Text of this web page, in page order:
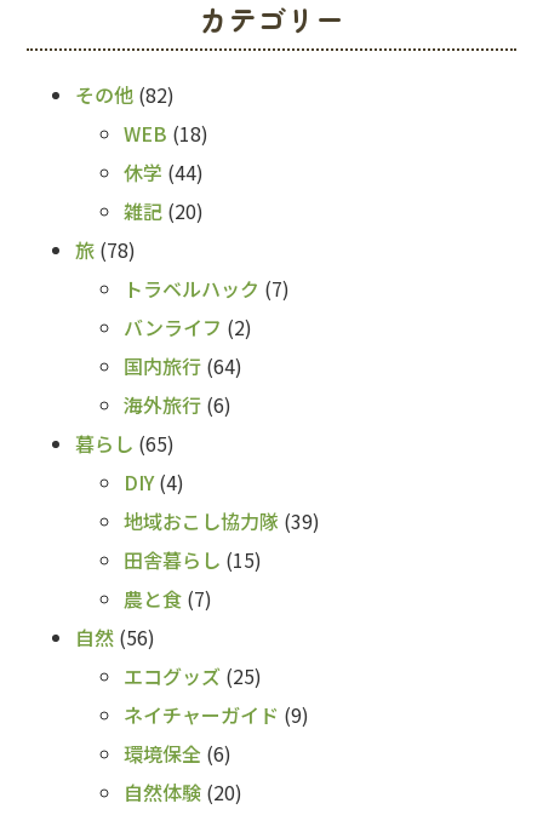
カテゴリー
その他 (82)
WEB (18)
休学 (44)
雑記 (20)
旅 (78)
トラベルハック (7)
バンライフ (2)
国内旅行 (64)
海外旅行 (6)
暮らし (65)
DIY(4)
地域おこし協力隊 (39)
田舎暮らし (15)
農と食 (7)
自然 (56)
エコグッズ (25)
ネイチャーガイド (9)
環境保全 (6)
自然体験 (20)